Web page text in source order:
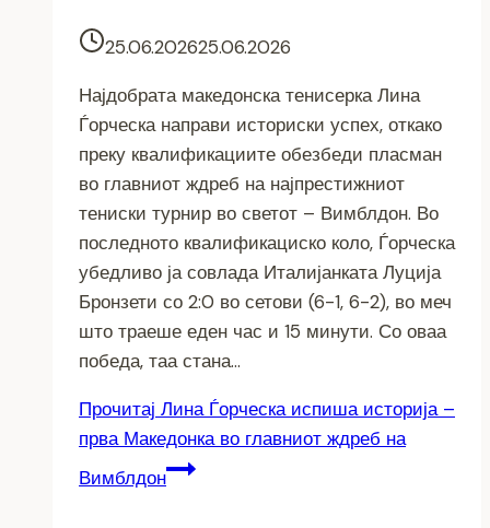
25.06.202625.06.2026
Најдобрата македонска тенисерка Лина
Ѓорческа направи историски успех, откако
преку квалификациите обезбеди пласман
во главниот ждреб на најпрестижниот
тениски турнир во светот – Вимблдон. Во
последното квалификациско коло, Ѓорческа
убедливо ја совлада Италијанката Луција
Бронзети со 2:0 во сетови (6-1, 6-2), во меч
што траеше еден час и 15 минути. Со оваа
победа, таа стана…
Прочитај Лина Ѓорческа испиша историја –
прва Македонка во главниот ждреб на
Вимблдон